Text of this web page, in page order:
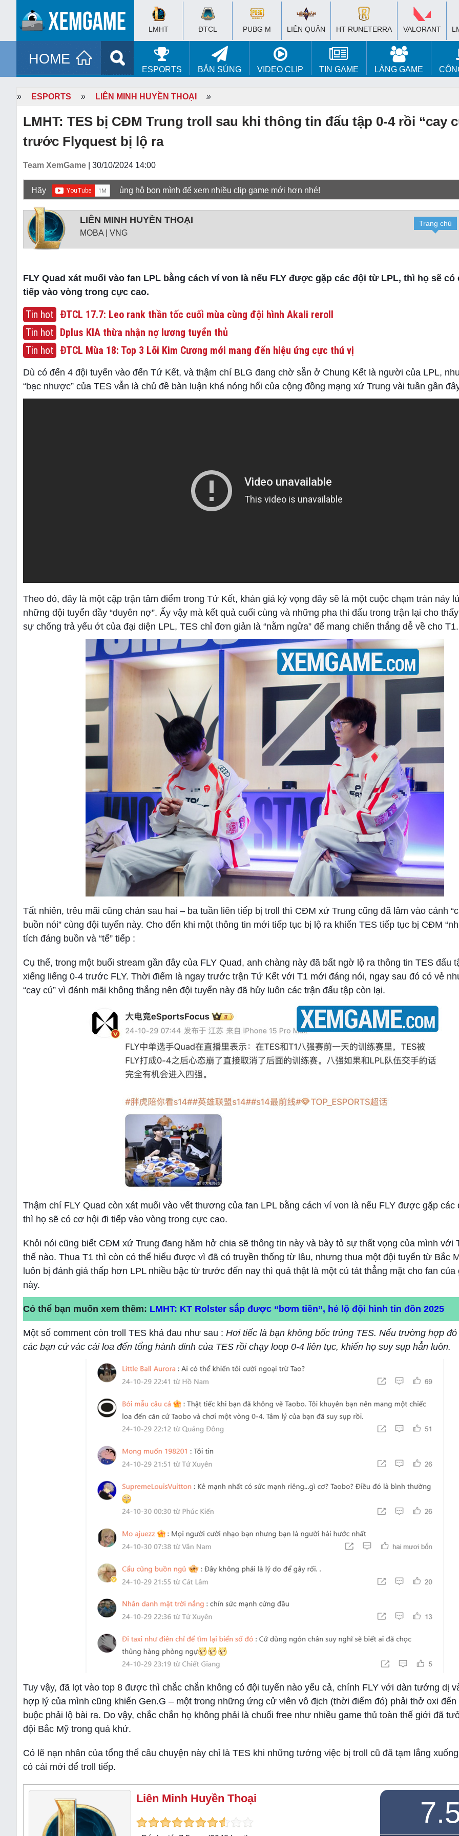
LMHT ĐTCL PUBG M LIÊN QUÂN HT RUNETERRA VALORANT
HOME
ESPORTS BẮN SÚNG VIDEO CLIP TIN GAME LÀNG GAME
» ESPORTS » LIÊN MINH HUYỀN THOẠI »
LMHT: TES bị CĐM Trung troll sau khi thông tin đấu tập 0-4 rồi “cay
trước Flyquest bị lộ ra
Team XemGame | 30/10/2024 14:00
Hãy ủng hộ bọn mình để xem nhiều clip game mới hơn nhé!
LIÊN MINH HUYỀN THOẠI
MOBA | VNG
Trang chủ
FLY Quad xát muối vào fan LPL bằng cách ví von là nếu FLY được gặp các đội từ LPL, thì họ sẽ có
tiếp vào vòng trong cực cao.
Tin hot ĐTCL 17.7: Leo rank thần tốc cuối mùa cùng đội hình Akali reroll
Tin hot Dplus KIA thừa nhận nợ lương tuyển thủ
Tin hot ĐTCL Mùa 18: Top 3 Lõi Kim Cương mới mang đến hiệu ứng cực thú vị
Dù có đến 4 đội tuyển vào đến Tứ Kết, và thậm chí BLG đang chờ sẵn ở Chung Kết là người của LPL,
“bạc nhược” của TES vẫn là chủ đề bàn luận khá nóng hổi của cộng đồng mạng xứ Trung vài tuần gần
Theo đó, đây là một cặp trận tâm điểm trong Tứ Kết, khán giả kỳ vọng đây sẽ là một cuộc chạm trán nảy
những đội tuyển đầy “duyên nợ”. Ấy vậy mà kết quả cuối cùng và những pha thi đấu trong trận lại cho
sự chống trả yếu ớt của đại diện LPL, TES chỉ đơn giản là “nằm ngửa” để mang chiến thắng dễ về cho T1.
Tất nhiên, trêu mãi cũng chán sau hai – ba tuần liên tiếp bị troll thì CĐM xứ Trung cũng đã lâm vào cảnh
buồn nói” cùng đội tuyển này. Cho đến khi một thông tin mới tiếp tục bị lộ ra khiến TES tiếp tục bị CĐM
tích đáng buồn và “tế” tiếp :
Cụ thể, trong một buổi stream gần đây của FLY Quad, anh chàng này đã bất ngờ lộ ra thông tin TES đấu
xiểng liểng 0-4 trước FLY. Thời điểm là ngay trước trận Tứ Kết với T1 mới đáng nói, ngay sau đó có vẻ
“cay cú” vì đánh mãi không thắng nên đội tuyển này đã hủy luôn các trận đấu tập còn lại.
Thậm chí FLY Quad còn xát muối vào vết thương của fan LPL bằng cách ví von là nếu FLY được gặp các
thì họ sẽ có cơ hội đi tiếp vào vòng trong cực cao.
Khỏi nói cũng biết CĐM xứ Trung đang hăm hở chia sẽ thông tin này và bày tỏ sự thất vọng của mình với
thế nào. Thua T1 thì còn có thể hiểu được vì đã có truyền thống từ lâu, nhưng thua một đội tuyển từ Bắc
luôn bị đánh giá thấp hơn LPL nhiều bậc từ trước đến nay thì quả thật là một cú tát thẳng mặt cho fan của
này.
Có thể bạn muốn xem thêm: LMHT: KT Rolster sắp được “bơm tiền”, hé lộ đội hình tin đồn 2025
Một số comment còn troll TES khá đau như sau : Hơi tiếc là bạn không bốc trúng TES. Nếu trường hợp
các bạn cứ vác cái loa đến tổng hành dinh của TES rồi chạy loop 0-4 liên tục, khiến họ suy sụp hẳn luôn.
Tuy vậy, đã lọt vào top 8 được thì chắc chắn không có đội tuyển nào yếu cả, chính FLY với dàn tướng dị
hợp lý của mình cũng khiến Gen.G – một trong những ứng cử viên vô địch (thời điểm đó) phải thở oxi đến
buộc phải lộ bài ra. Do vậy, chắc chắn họ không phải là chuối free như nhiều game thủ toàn thế giới đã
đội Bắc Mỹ trong quá khứ.
Có lẽ nạn nhân của tổng thể câu chuyện này chỉ là TES khi những tưởng việc bị troll cũ đã tạm lắng
có cái mới để troll tiếp.
Liên Minh Huyền Thoại